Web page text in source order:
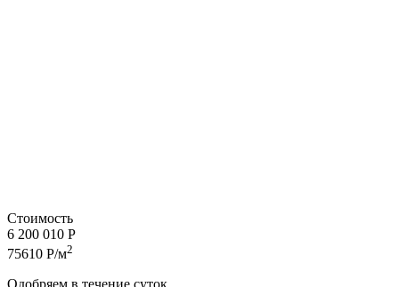
Стоимость
6 200 010 Р
75610 Р/м2